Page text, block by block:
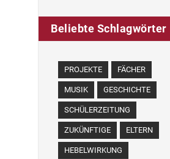
Beliebte Schlagwörter
PROJEKTE FÄCHER
MUSIK GESCHICHTE
SCHÜLERZEITUNG
ZUKÜNFTIGE ELTERN
HEBELWIRKUNG